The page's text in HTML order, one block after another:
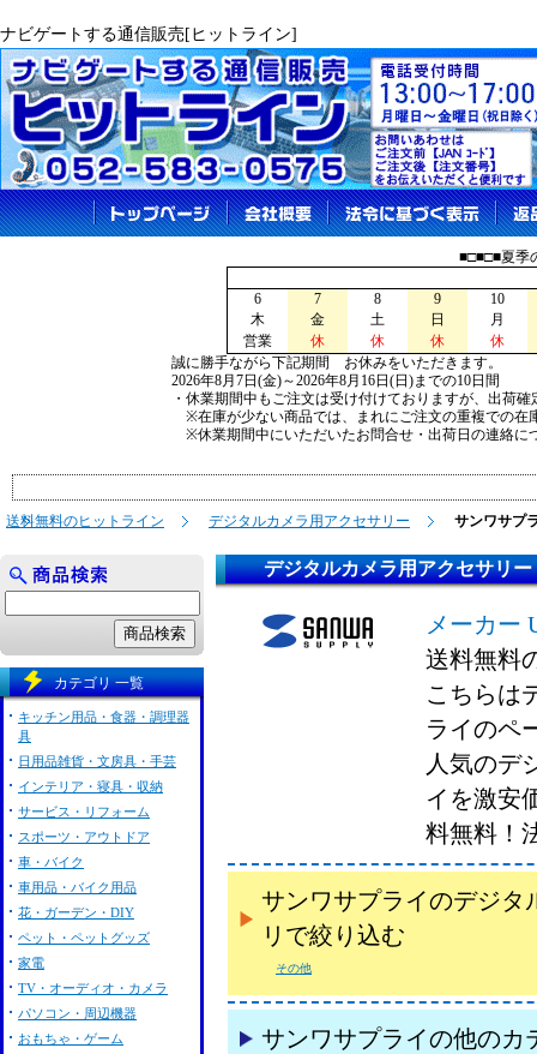
ナビゲートする通信販売[ヒットライン]
■□■□■夏季
6 7 8 9
10
木
金 土 日
月
営業
休 休 休
休
誠に勝手ながら下記期間 お休みをいただきます。
2026年8月7日(金)～2026年8月16日(日)までの10日間
・休業期間中もご注文は受け付けておりますが、出荷
※在庫が少ない商品では、まれにご注文の重複での在
※休業期間中にいただいたお問合せ・出荷日の連絡に
送料無料のヒットライン デジタルカメラ用アクセサリー サンワサプ
デジタルカメラ用アクセサリ
メーカー
送料無料
こちらは
ライのペ
人気のデ
イを激安
料無料！
サンワサプライのデジタ
リで絞り込む
その他
サンワサプライの他のカ
カテゴリ 一覧
キッチン用品・食器・調理器
具
日用品雑貨・文房具・手芸
インテリア・寝具・収納
サービス・リフォーム
スポーツ・アウトドア
車・バイク
車用品・バイク用品
花・ガーデン・DIY
ペット・ペットグッズ
家電
TV・オーディオ・カメラ
パソコン・周辺機器
おもちゃ・ゲーム